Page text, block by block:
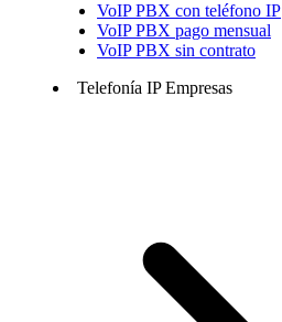
VoIP PBX con teléfono IP
VoIP PBX pago mensual
VoIP PBX sin contrato
Telefonía IP Empresas